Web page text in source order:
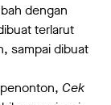
dengan
terlarut
sampai dibuat
Cek